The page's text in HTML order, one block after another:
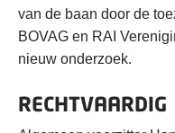
van de baan door de
BOVAG en RAI
nieuw onderzoek.
RECHTVAARDIG